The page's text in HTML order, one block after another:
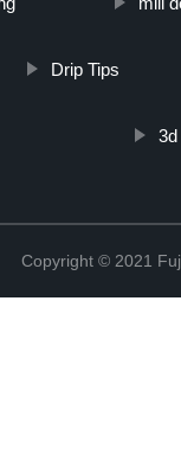
Drip Tips
Copyright © 2021